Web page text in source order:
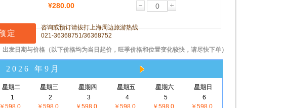
¥280.00
咨询或预订请拔打上海周边旅游热线
021-36368751/36368752
出发日期与价格 （以下价格均为当日起价，旺季价格和位置变化较快，请尽快下单）
2026 年9月
星期二 星期三 星期四 星期五 星期六
星期日
1
￥598.0
2
￥598.0
3
￥598.0
4
￥598.0
5
￥598.0
6
￥598.0